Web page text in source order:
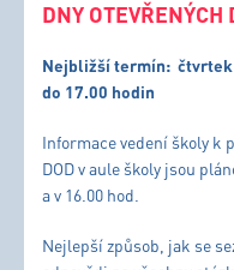
DNY OTEVŘENÝCH
Nejbližší termín: čtvrtek
do 17.00 hodin
Informace vedení školy k
DOD v aule školy jsou
a v 16.00 hod.
Nejlepší způsob, jak se